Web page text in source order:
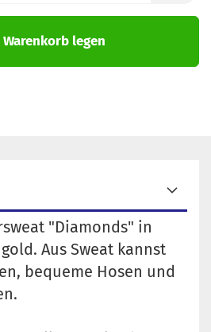
legen
"Diamonds" in
Aus Sweat kannst
bequeme Hosen und